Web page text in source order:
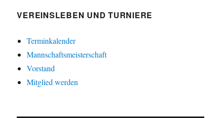
VEREINSLEBEN UND TURNIERE
Terminkalender
Mannschaftsmeisterschaft
Vorstand
Mitglied werden